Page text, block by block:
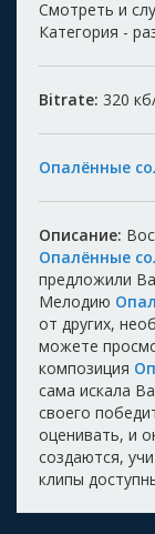
Смотреть и
Категория -
Bitrate: 320
Опалённые
Описание:
Опалённые
предложили
Мелодию
от других,
можете
композиция
сама искала
своего
оценивать, и
создаются,
клипы